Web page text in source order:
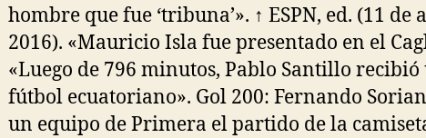
hombre que fue ‘tribuna’». ↑ ESPN, ed. (11 de
2016). «Mauricio Isla fue presentado en el
«Luego de 796 minutos, Pablo Santillo recibió
fútbol ecuatoriano». Gol 200: Fernando
un equipo de Primera el partido de la